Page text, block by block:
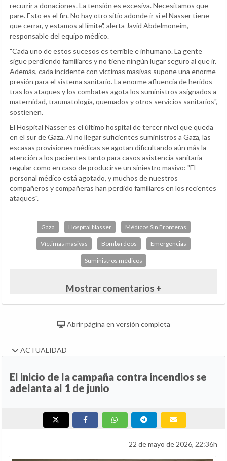
recurrir a donaciones. La tensión es excesiva. Necesitamos que
pare. Esto es el fin. No hay otro sitio adonde ir si el Nasser tiene
que cerrar, y estamos al límite", alerta Javid Abdelmoneim,
responsable del equipo médico.
"Cada uno de estos sucesos es terrible e inhumano. La gente
sigue perdiendo familiares y no tiene ningún lugar seguro al que ir.
Además, cada incidente con víctimas masivas supone una enorme
presión para el sistema sanitario. La enorme afluencia de heridos
tras los ataques y los combates agota los suministros asignados a
maternidad, traumatología, quemados y otros servicios sanitarios",
sostienen.
El Hospital Nasser es el último hospital de tercer nivel que queda
en el sur de Gaza. Al no llegar suficientes suministros a Gaza, las
escasas provisiones médicas se agotan dificultando aún más la
atención a los pacientes tanto para casos asistencia sanitaria
regular como en caso de producirse un siniestro masivo: "El
personal médico está agotado, y muchos de nuestros
compañeros y compañeras han perdido familiares en los recientes
ataques".
Gaza Hospital Nasser Médicos Sin Fronteras
Víctimas masivas Bombardeos Emergencias
Suministros médicos
Mostrar comentarios +
Abrir página en versión completa
ACTUALIDAD
El inicio de la campaña contra incendios se
adelanta al 1 de junio
22 de mayo de 2026, 22:36h